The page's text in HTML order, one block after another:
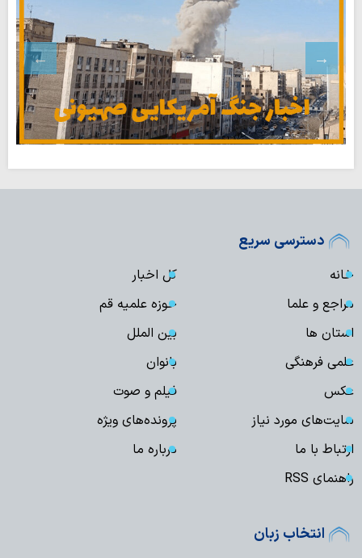
دسترسی سریع
خانه
کل اخبار
مراجع و علما
حوزه علمیه قم
استان ها
بین الملل
علمی فرهنگی
بانوان
عکس
فیلم و صوت
سایت‌های مورد نیاز
پرونده‌های ویژه
ارتباط با ما
درباره ما
راهنمای RSS
انتخاب زبان